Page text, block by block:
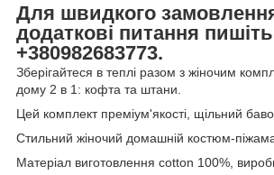
Для швидкого
додаткові питання
+380982683773.
Зберігайтеся в теплі разом з жіночим
дому 2 в 1: кофта та штани.
Цей комплект преміум'якості, щільний
Стильний жіночий домашній костюм-
Матеріал виготовлення cotton 100%,